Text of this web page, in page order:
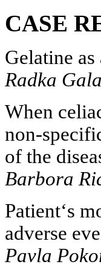
CASE
Gelatine
Radka
When
non-
of the
Barbora
Patient‘s
adverse
Pavla